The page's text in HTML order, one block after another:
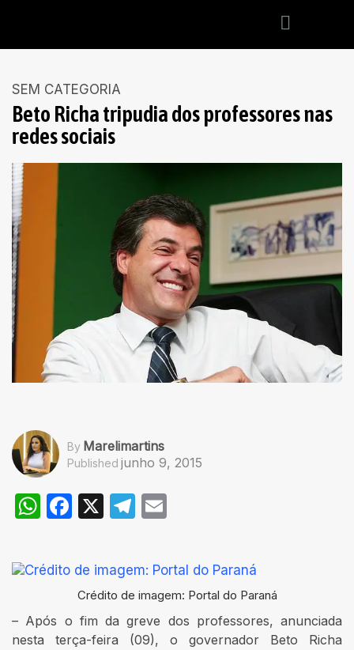
SEM CATEGORIA
Beto Richa tripudia dos professores nas
redes sociais
By Marelimartins
Published junho 9, 2015
WhatsApp
Facebook
X Telegram
Crédito de imagem: Portal do Paraná
– Após o fim da greve dos professores, anunciada
nesta terça-feira (09), o governador Beto Richa